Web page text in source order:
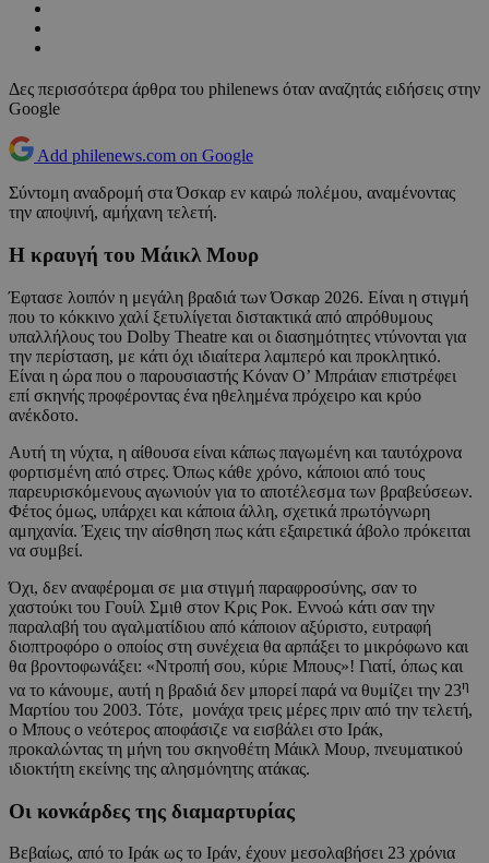
Δες περισσότερα άρθρα του philenews όταν αναζητάς ειδήσεις στην
Google
Add philenews.com on Google
Σύντομη αναδρομή στα Όσκαρ εν καιρώ πολέμου, αναμένοντας
την αποψινή, αμήχανη τελετή.
Η κραυγή του Μάικλ Μουρ
Έφτασε λοιπόν η μεγάλη βραδιά των Όσκαρ 2026. Είναι η στιγμή
που το κόκκινο χαλί ξετυλίγεται διστακτικά από απρόθυμους
υπαλλήλους του Dolby Theatre και οι διασημότητες ντύνονται για
την περίσταση, με κάτι όχι ιδιαίτερα λαμπερό και προκλητικό.
Είναι η ώρα που ο παρουσιαστής Κόναν Ο’ Μπράιαν επιστρέφει
επί σκηνής προφέροντας ένα ηθελημένα πρόχειρο και κρύο
ανέκδοτο.
Αυτή τη νύχτα, η αίθουσα είναι κάπως παγωμένη και ταυτόχρονα
φορτισμένη από στρες. Όπως κάθε χρόνο, κάποιοι από τους
παρευρισκόμενους αγωνιούν για το αποτέλεσμα των βραβεύσεων.
Φέτος όμως, υπάρχει και κάποια άλλη, σχετικά πρωτόγνωρη
αμηχανία. Έχεις την αίσθηση πως κάτι εξαιρετικά άβολο πρόκειται
να συμβεί.
Όχι, δεν αναφέρομαι σε μια στιγμή παραφροσύνης, σαν το
χαστούκι του Γουίλ Σμιθ στον Κρις Ροκ. Εννοώ κάτι σαν την
παραλαβή του αγαλματίδιου από κάποιον αξύριστο, ευτραφή
διοπτροφόρο ο οποίος στη συνέχεια θα αρπάξει το μικρόφωνο και
θα βροντοφωνάξει: «Ντροπή σου, κύριε Μπους»! Γιατί, όπως και
να το κάνουμε, αυτή η βραδιά δεν μπορεί παρά να θυμίζει την 23η
Μαρτίου του 2003. Τότε, μονάχα τρεις μέρες πριν από την τελετή,
ο Μπους ο νεότερος αποφάσιζε να εισβάλει στο Ιράκ,
προκαλώντας τη μήνη του σκηνοθέτη Μάικλ Μουρ, πνευματικού
ιδιοκτήτη εκείνης της αλησμόνητης ατάκας.
Οι κονκάρδες της διαμαρτυρίας
Βεβαίως, από το Ιράκ ως το Ιράν, έχουν μεσολαβήσει 23 χρόνια